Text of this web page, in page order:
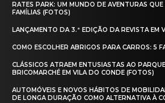
RATES PARK: UM MUNDO DE AVENTURAS
FAMÍLIAS (FOTOS)
LANÇAMENTO DA 3.ª EDIÇÃO DA REVISTA EM
COMO ESCOLHER ABRIGOS PARA CARROS: 5
CLÁSSICOS ATRAEM ENTUSIASTAS AO
BRICOMARCHÉ EM VILA DO CONDE (FOTOS)
AUTOMÓVEIS E NOVOS HÁBITOS DE
DE LONGA DURAÇÃO COMO ALTERNATIVA À